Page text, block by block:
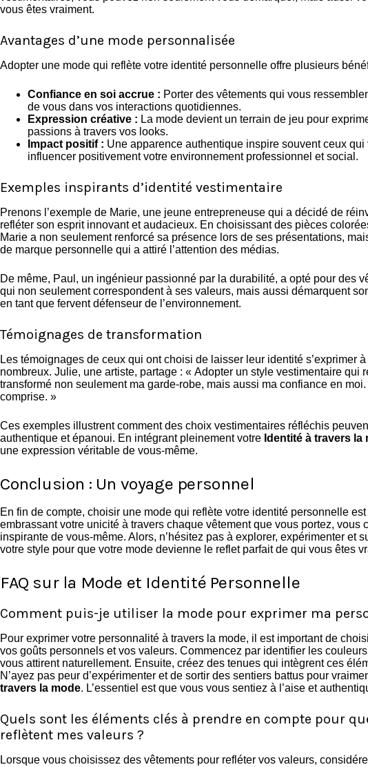
vous êtes vraiment.
Avantages d’une mode personnalisée
Adopter une mode qui reflète votre identité personnelle offre plusieurs
Confiance en soi accrue : Porter des vêtements qui vous
de vous dans vos interactions quotidiennes.
Expression créative : La mode devient un terrain de jeu pour
passions à travers vos looks.
Impact positif : Une apparence authentique inspire souvent ceux
influencer positivement votre environnement professionnel et social.
Exemples inspirants d’identité vestimentaire
Prenons l’exemple de Marie, une jeune entrepreneuse qui a décidé de
refléter son esprit innovant et audacieux. En choisissant des pièces
Marie a non seulement renforcé sa présence lors de ses présentations,
de marque personnelle qui a attiré l’attention des médias.
De même, Paul, un ingénieur passionné par la durabilité, a opté pour des
qui non seulement correspondent à ses valeurs, mais aussi démarquent
en tant que fervent défenseur de l’environnement.
Témoignages de transformation
Les témoignages de ceux qui ont choisi de laisser leur identité s’exprimer
nombreux. Julie, une artiste, partage : « Adopter un style vestimentaire qui
transformé non seulement ma garde-robe, mais aussi ma confiance en
comprise. »
Ces exemples illustrent comment des choix vestimentaires réfléchis
authentique et épanoui. En intégrant pleinement votre Identité à travers la
une expression véritable de vous-même.
Conclusion : Un voyage personnel
En fin de compte, choisir une mode qui reflète votre identité personnelle
embrassant votre unicité à travers chaque vêtement que vous portez, vous
inspirante de vous-même. Alors, n’hésitez pas à explorer, expérimenter et
votre style pour que votre mode devienne le reflet parfait de qui vous êtes
FAQ sur la Mode et Identité Personnelle
Comment puis-je utiliser la mode pour exprimer ma
Pour exprimer votre personnalité à travers la mode, il est important de
vos goûts personnels et vos valeurs. Commencez par identifier les
vous attirent naturellement. Ensuite, créez des tenues qui intègrent ces
N’ayez pas peur d’expérimenter et de sortir des sentiers battus pour
travers la mode. L’essentiel est que vous vous sentiez à l’aise et
Quels sont les éléments clés à prendre en compte pour
reflètent mes valeurs ?
Lorsque vous choisissez des vêtements pour refléter vos valeurs,